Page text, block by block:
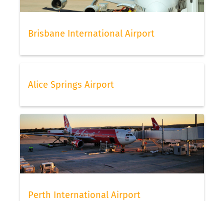
Brisbane International Airport
Alice Springs Airport
Perth International Airport